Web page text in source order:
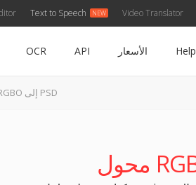
Text to Speech Video Translator
OCR API الأسعار Help
RGBO إلى PSD